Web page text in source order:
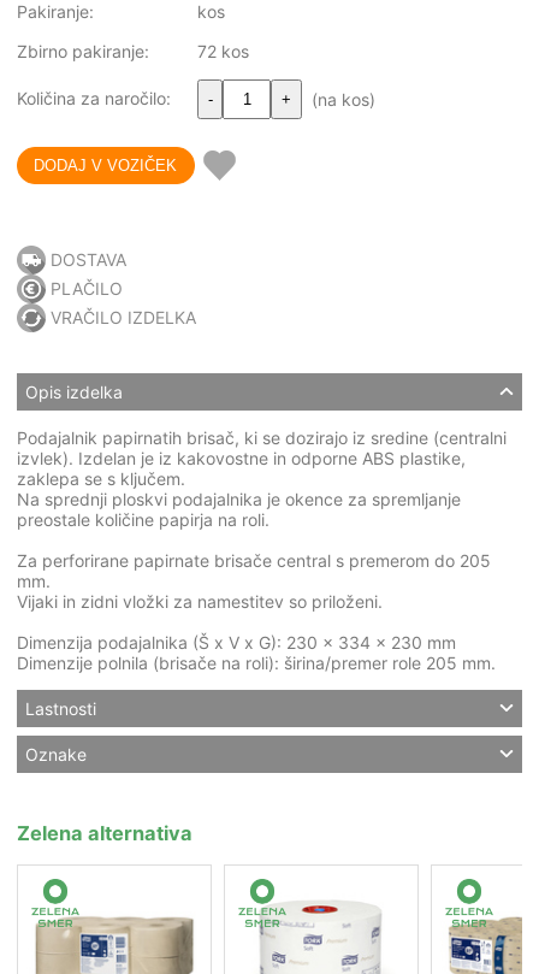
Pakiranje:
kos
Zbirno pakiranje:
72 kos
Količina za naročilo: - + (na kos)
DOSTAVA
PLAČILO
VRAČILO IZDELKA
Opis izdelka
Podajalnik papirnatih brisač, ki se dozirajo iz sredine (centralni
izvlek). Izdelan je iz kakovostne in odporne ABS plastike,
zaklepa se s ključem.
Na sprednji ploskvi podajalnika je okence za spremljanje
preostale količine papirja na roli.
Za perforirane papirnate brisače central s premerom do 205
mm.
Vijaki in zidni vložki za namestitev so priloženi.
Dimenzija podajalnika (Š x V x G): 230 x 334 x 230 mm
Dimenzije polnila (brisače na roli): širina/premer role 205 mm.
Lastnosti
Oznake
Zelena alternativa